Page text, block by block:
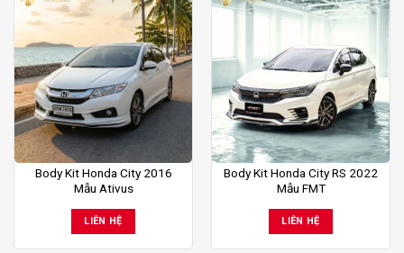
Body Kit Honda City 2016
Mẫu Ativus
LIÊN HỆ
Body Kit Honda City RS 2022
Mẫu FMT
LIÊN HỆ